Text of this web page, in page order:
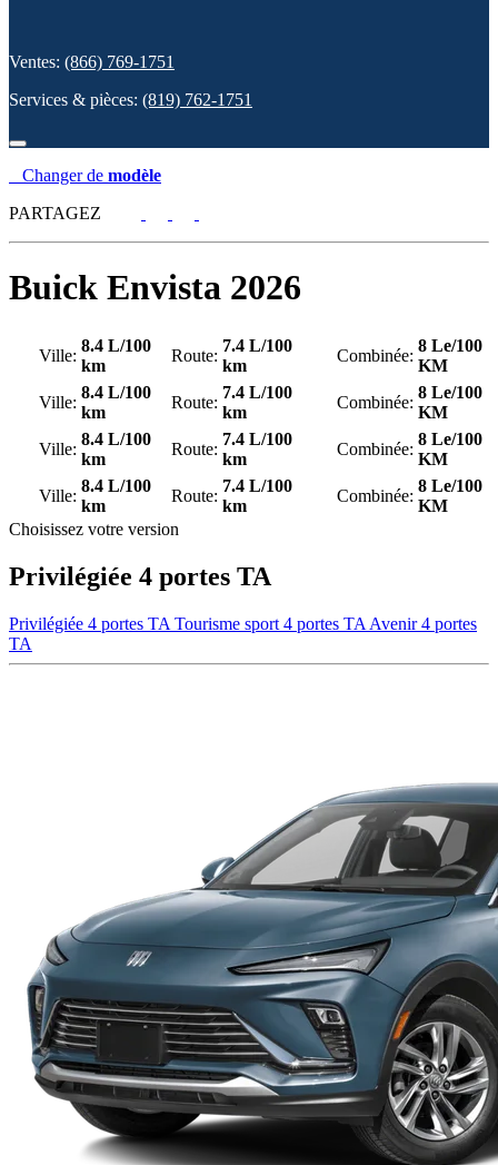
Ventes: (866) 769-1751
Services & pièces: (819) 762-1751
Changer de modèle
PARTAGEZ
Buick Envista 2026
Ville:
8.4 L/100
km
Route:
7.4 L/100
km
Combinée:
8 Le/100
KM
Ville:
8.4 L/100
km
Route:
7.4 L/100
km
Combinée:
8 Le/100
KM
Ville:
8.4 L/100
km
Route:
7.4 L/100
km
Combinée:
8 Le/100
KM
Ville:
8.4 L/100
km
Route:
7.4 L/100
km
Combinée:
8 Le/100
KM
Choisissez votre version
Privilégiée 4 portes TA
Privilégiée 4 portes TA Tourisme sport 4 portes TA Avenir 4 portes
TA